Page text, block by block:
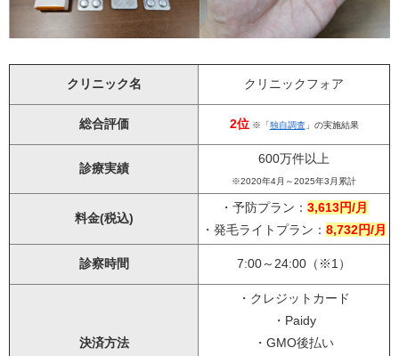
クリニック名 クリニックフォア
総合評価 2位※「独自調査」の実施結果
診療実績
600万件以上
※2020年4月～2025年3月累計
料金(税込)
・予防プラン： 3,613円/月
・発毛ライトプラン： 8,732円/月
診察時間 7:00～24:00（※1）
決済方法
・クレジットカード
・Paidy
・GMO後払い